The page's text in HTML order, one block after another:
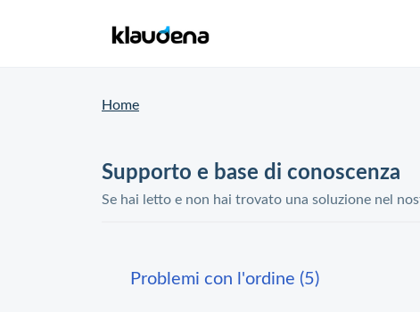
Home
Supporto e base di conoscenza
Se hai letto e non hai trovato una soluzione nel
Problemi con l'ordine (5)